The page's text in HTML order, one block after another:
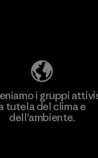
i gruppi
tutela del clima e
dell'ambiente.